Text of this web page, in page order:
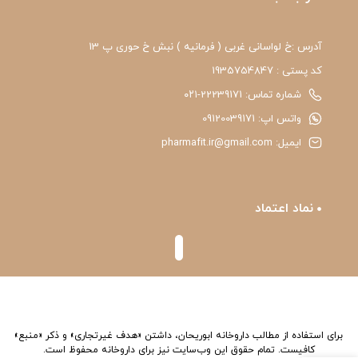
آدرس :خ لواسانی غربی ( فرمانیه ) نبش خ حوری پ 13
کد پستی : 1935754847
شماره تماس: 22239171-۰۲۱
واتس اپ: 09120039171
ایمیل: pharmafit.ir@gmail.com
نماد اعتماد
برای استفاده از مطالب داروخانه ابوریحان، داشتن «هدف غیرتجاری» و ذکر «منبع»
کافیست. تمام حقوق اين وب‌سايت نیز برای داروخانه محفوظ است.